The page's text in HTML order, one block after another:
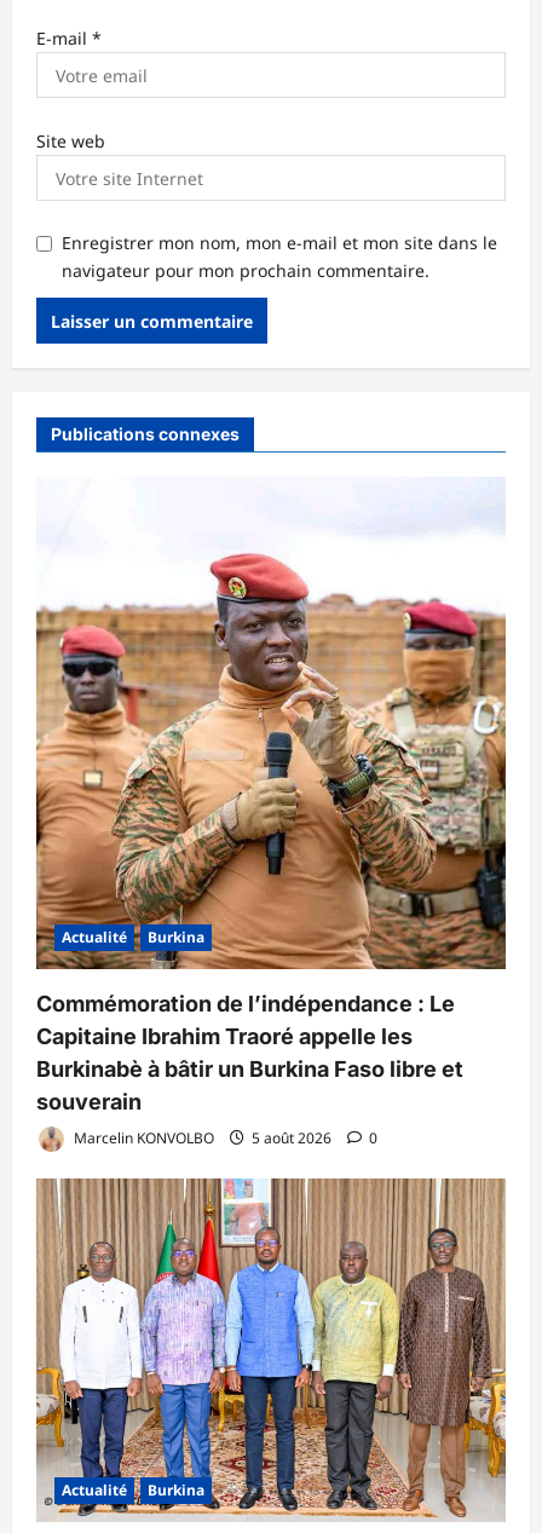
E-mail *
Site web
Enregistrer mon nom, mon e-mail et mon site dans le
navigateur pour mon prochain commentaire.
Publications connexes
Actualité Burkina
Commémoration de l’indépendance : Le
Capitaine Ibrahim Traoré appelle les
Burkinabè à bâtir un Burkina Faso libre et
souverain
Marcelin KONVOLBO 5 août 2026 0
Actualité Burkina